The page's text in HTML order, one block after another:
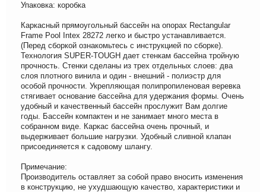
Упаковка: коробка
Каркасный прямоугольный бассейн на опорах Rectangular
Frame Pool Intex 28272 легко и быстро устанавливается.
(Перед сборкой ознакомьтесь с инструкцией по сборке).
Технология SUPER-TOUGH дает стенкам бассейна тройную
прочность. Стенки сделаны из трех отдельных слоев: два
слоя плотного винила и один - внешний - полиэстр для
особой прочности. Укрепляющая полипропиленовая веревка
стягивает основание бассейна для удержания формы. Очень
удобный и качественный бассейн прослужит Вам долгие
годы. Бассейн компактен и не занимает много места в
собранном виде. Каркас бассейна очень прочный, и
выдерживает большие нагрузки. Удобный сливной клапан
присоединяется к садовому шлангу.
Примечание:
Производитель оставляет за собой право вносить изменения
в конструкцию, не ухудшающую качество, характеристики и